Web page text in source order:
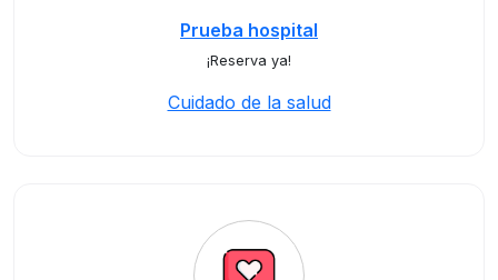
Prueba hospital
¡Reserva ya!
Cuidado de la salud